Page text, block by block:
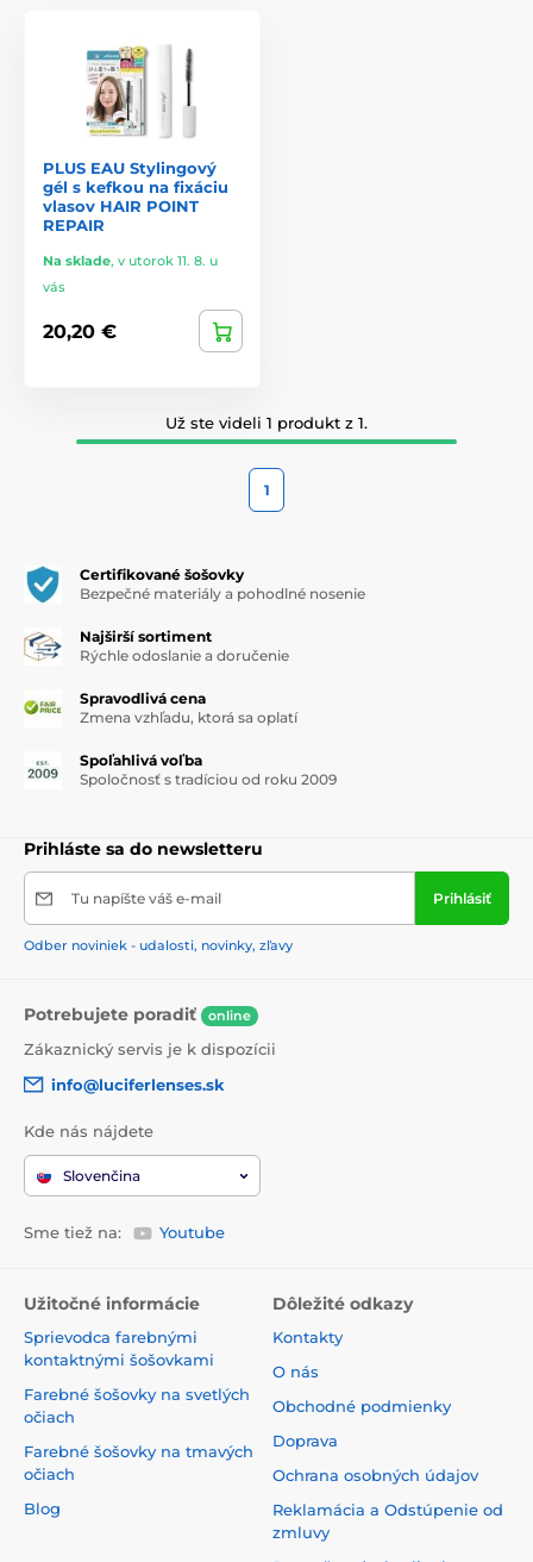
PLUS EAU Stylingový
gél s kefkou na fixáciu
vlasov HAIR POINT
REPAIR
Na sklade, v utorok 11. 8. u
vás
20,20 €
Už ste videli 1 produkt z 1.
1
Certifikované šošovky
Bezpečné materiály a pohodlné nosenie
Najširší sortiment
Rýchle odoslanie a doručenie
Spravodlivá cena
Zmena vzhľadu, ktorá sa oplatí
Spoľahlivá voľba
Spoločnosť s tradíciou od roku 2009
Prihláste sa do newsletteru
Tu napíšte váš e-mail Prihlásiť
Odber noviniek - udalosti, novinky, zľavy
Potrebujete poradiť online
Zákaznický servis je k dispozícii
info@luciferlenses.sk
Kde nás nájdete
Slovenčina
Sme tiež na: Youtube
Užitočné informácie
Sprievodca farebnými
kontaktnými šošovkami
Farebné šošovky na svetlých
očiach
Farebné šošovky na tmavých
očiach
Blog
Dôležité odkazy
Kontakty
O nás
Obchodné podmienky
Doprava
Ochrana osobných údajov
Reklamácia a Odstúpenie od
zmluvy